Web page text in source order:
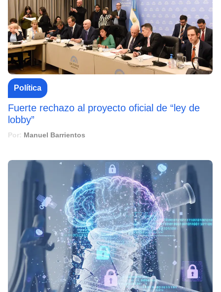
Política
Fuerte rechazo al proyecto oficial de “ley de
lobby”
Por: Manuel Barrientos